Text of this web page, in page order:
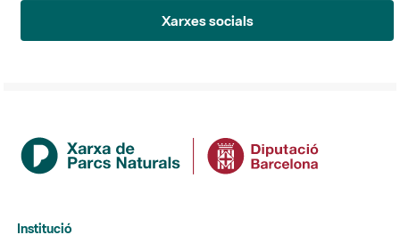
Xarxes socials
Institució